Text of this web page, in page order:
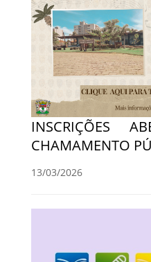
INSCRIÇÕES
CHAMAMENTO
13/03/2026